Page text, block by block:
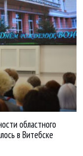
областного
в Витебске